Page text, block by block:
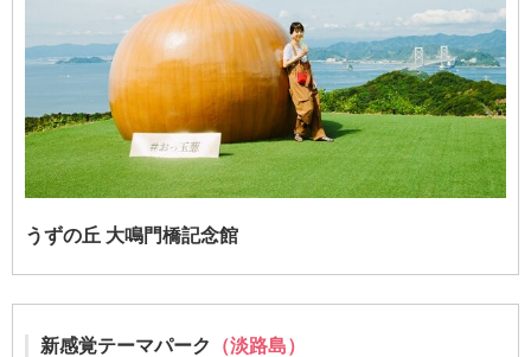
うずの丘 大鳴門橋記念館
新感覚テーマパーク （淡路島）